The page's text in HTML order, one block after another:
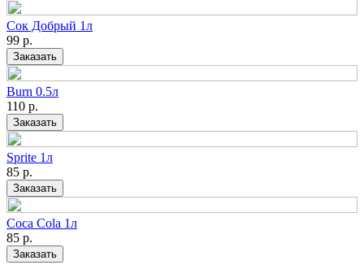
Сок Добрый 1л
99 р.
Заказать
Burn 0.5л
110 р.
Заказать
Sprite 1л
85 р.
Заказать
Coca Cola 1л
85 р.
Заказать